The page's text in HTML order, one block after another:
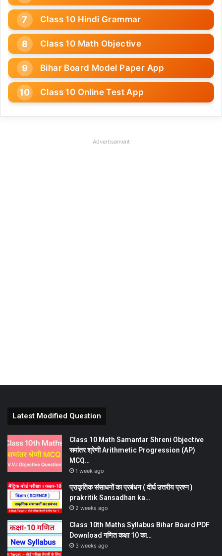
Class 10 Hindi Grammar
Class 10 Math Objective
Bihar Board Model Paper App
Class 10 Online Test App
Advertisement
Latest Modified Question
Class 10 Math Samantar Shreni Objective
समांतर श्रेणी Arithmetic Progression (AP)
MCQ…
1 week ago
प्राकृतिक संसाधनों का प्रबंधन ( दीर्घ उत्तरीय प्रश्न )
prakritik Sansadhan ka…
2 weeks ago
Class 10th Maths Syllabus Bihar Board PDF
Download गणित कक्षा 10 का…
3 weeks ago